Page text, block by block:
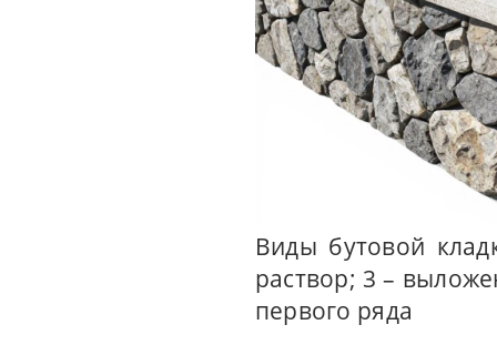
Виды бутовой
раствор; 3 –
первого ряда